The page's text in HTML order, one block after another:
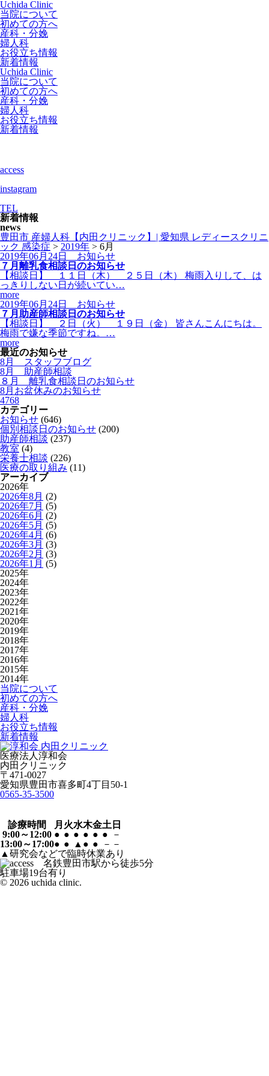
Uchida Clinic
当院について
初めての方へ
産科・分娩
婦人科
お役立ち情報
新着情報
Uchida Clinic
当院について
初めての方へ
産科・分娩
婦人科
お役立ち情報
新着情報
access
instagram
TEL
新着情報
news
豊田市 産婦人科【内田クリニック】| 愛知県 レディースクリニ
ック 感染症 > 2019年 > 6月
2019年06月24日 お知らせ
７月離乳食相談日のお知らせ
【相談日】 １１日（木） ２５日（木） 梅雨入りして、は
っきりしない日が続いてい…
more
2019年06月24日 お知らせ
７月助産師相談日のお知らせ
【相談日】 ２日（火） １９日（金） 皆さんこんにちは。
梅雨で嫌な季節ですね。…
more
最近のお知らせ
8月 スタッフブログ
8月 助産師相談
８月 離乳食相談日のお知らせ
8月お盆休みのお知らせ
4768
カテゴリー
お知らせ (646)
個別相談日のお知らせ (200)
助産師相談 (237)
教室 (4)
栄養士相談 (226)
医療の取り組み (11)
アーカイブ
2026年
2026年8月 (2)
2026年7月 (5)
2026年6月 (2)
2026年5月 (5)
2026年4月 (6)
2026年3月 (3)
2026年2月 (3)
2026年1月 (5)
2025年
2024年
2023年
2022年
2021年
2020年
2019年
2018年
2017年
2016年
2015年
2014年
当院について
初めての方へ
産科・分娩
婦人科
お役立ち情報
新着情報
医療法人淳和会
内田クリニック
〒471-0027
愛知県豊田市喜多町4丁目50-1
0565-35-3500
診療時間 月 火水木金土 日
9:00～12:00 ● ● ● ● ● ●
－
13:00～17:00● ● ▲ ● ● － －
▲研究会などで臨時休業あり
駐車場19台有り
© 2026 uchida clinic.